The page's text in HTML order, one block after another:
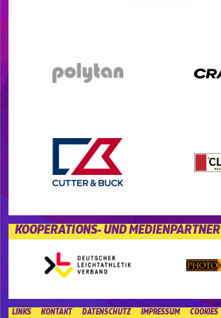
KOOPERATIONS- UND MEDIENPARTNER
LINKS KONTAKT DATENSCHUTZ IMPRESSUM COOKIES